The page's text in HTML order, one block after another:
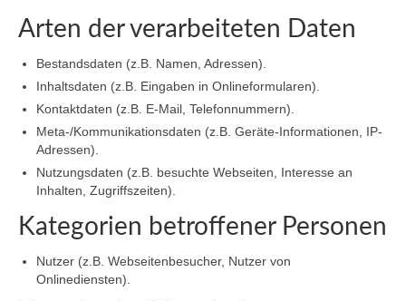
Arten der verarbeiteten Daten
Bestandsdaten (z.B. Namen, Adressen).
Inhaltsdaten (z.B. Eingaben in Onlineformularen).
Kontaktdaten (z.B. E-Mail, Telefonnummern).
Meta-/Kommunikationsdaten (z.B. Geräte-Informationen, IP-
Adressen).
Nutzungsdaten (z.B. besuchte Webseiten, Interesse an
Inhalten, Zugriffszeiten).
Kategorien betroffener Personen
Nutzer (z.B. Webseitenbesucher, Nutzer von
Onlinediensten).